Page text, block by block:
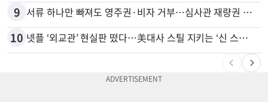
9 서류 하나만 빠져도 영주권·비자 거부…심사관 재량권 대폭 확대
10 넷플 ‘외교관’ 현실판 떴다…美대사 스틸 지키는 ‘신 스틸러’